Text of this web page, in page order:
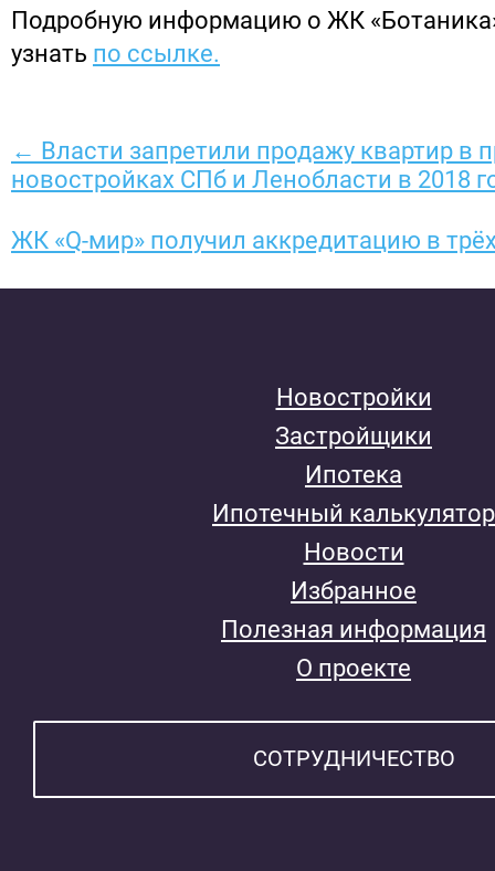
Подробную информацию о ЖК
узнать по ссылке.
← Власти запретили продажу квартир в
новостройках СПб и Ленобласти в 2018
ЖК «Q-мир» получил аккредитацию в
Новостройки
Застройщики
Ипотека
Ипотечный калькулятор
Новости
Избранное
Полезная информация
О проекте
СОТРУДНИЧЕСТВО